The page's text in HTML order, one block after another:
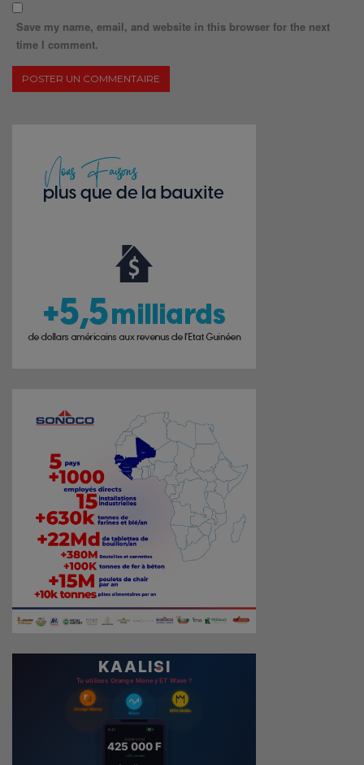
Save my name, email, and website in this browser for the next
time I comment.